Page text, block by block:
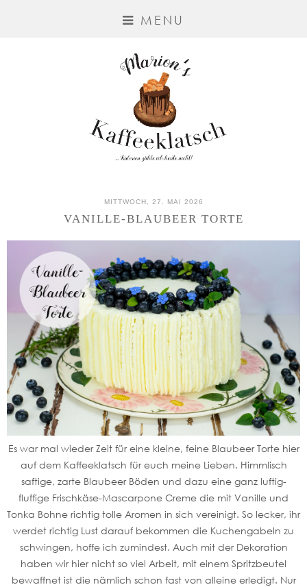
MENU
MITTWOCH, 27. MAI 2026
VANILLE-BLAUBEER TORTE
Es war mal wieder Zeit für eine kleine, feine Blaubeer Torte hier
auf dem Kaffeeklatsch für euch meine Lieben. Himmlisch
saftige, zarte Blaubeer Böden und dazu eine ganz luftig-
fluffige Frischkäse-Mascarpone Creme die mit Vanille und
Tonka Bohne richtig tolle Aromen in sich vereinigt. So lecker, ihr
werdet richtig Lust darauf bekommen die Kuchengabeln zu
schwingen, hoffe ich zumindest. Auch mit der Dekoration
haben wir hier nicht so viel Arbeit, mit einem Spritzbeutel
bewaffnet ist die nämlich schon fast von alleine erledigt. Nur